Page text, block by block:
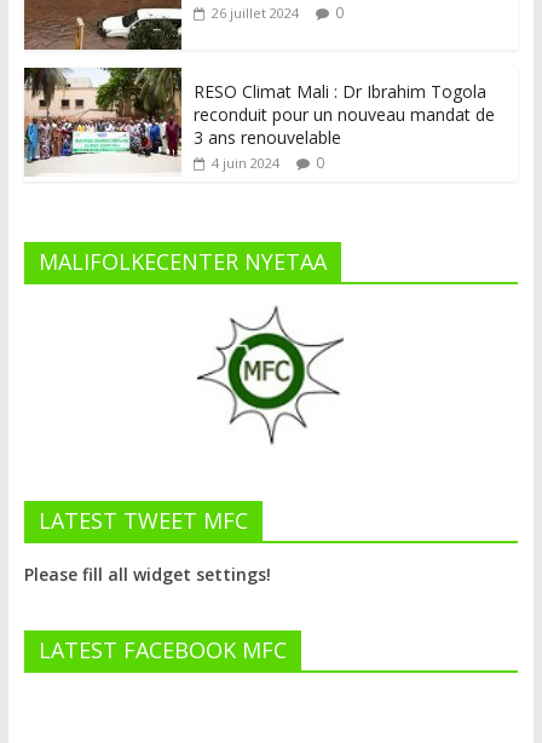
26 juillet 2024 0
RESO Climat Mali : Dr Ibrahim Togola
reconduit pour un nouveau mandat de
3 ans renouvelable
4 juin 2024 0
MALIFOLKECENTER NYETAA
LATEST TWEET MFC
Please fill all widget settings!
LATEST FACEBOOK MFC